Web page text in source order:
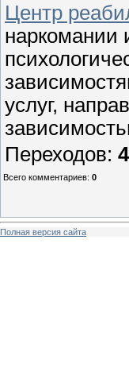
Центр
наркомании
услуг,
Переходов:
Всего комментариев: 0
Полная версия сайта